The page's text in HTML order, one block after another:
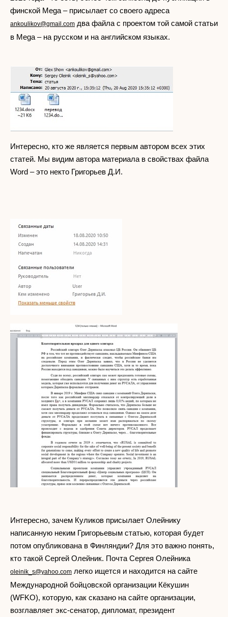
финской Mega – присылает со своего адреса
ankoulikov@gmail.com два файла с проектом той самой статьи
в Mega – на русском и на английском языках.
Интересно, кто же является первым автором всех этих
статей. Мы видим автора материала в свойствах файла
Word – это некто Григорьев Д.И.
Интересно, зачем Куликов присылает Олейнику
написанную неким Григорьевым статью, которая будет
потом опубликована в Финляндии? Для это важно понять,
кто такой Сергей Олейник. Почта Сергея Олейника
oleinik_s@yahoo.com легко ищется и находится на сайте
Международной бойцовской организации Кёкушин
(WFKO), которую, как сказано на сайте организации,
возглавляет экс-сенатор, дипломат, президент